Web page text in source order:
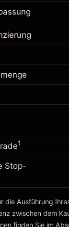
der
mit
~
Investition
der
mit
~
1
Stop-
die Ausführung
zwischen dem
finden Sie im